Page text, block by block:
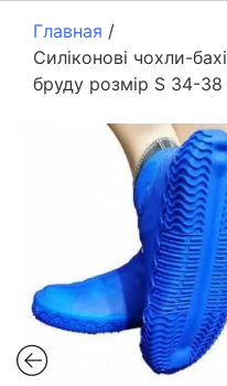
Главная /
Силіконові чохли-
бруду розмір S 34-38